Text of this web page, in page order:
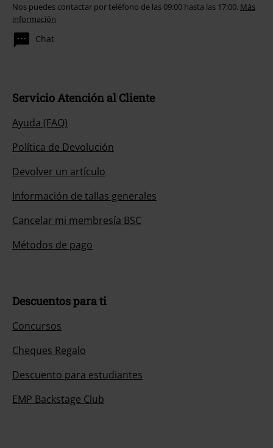
Nos puedes contactar por teléfono de las 09:00 hasta las 17:00. Más
información
Chat
Servicio Atención al Cliente
Ayuda (FAQ)
Política de Devolución
Devolver un artículo
Información de tallas generales
Cancelar mi membresía BSC
Métodos de pago
Descuentos para ti
Concursos
Cheques Regalo
Descuento para estudiantes
EMP Backstage Club